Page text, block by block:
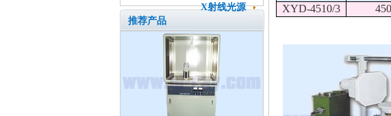
X射线光源
推荐产品
XYD-4510/3
450